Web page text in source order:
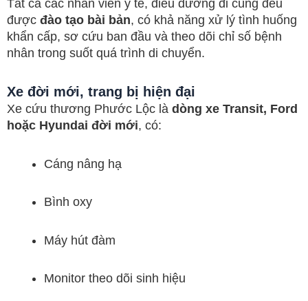
Tất cả các nhân viên y tế, điều dưỡng đi cùng đều
được đào tạo bài bản, có khả năng xử lý tình huống
khẩn cấp, sơ cứu ban đầu và theo dõi chỉ số bệnh
nhân trong suốt quá trình di chuyển.
Xe đời mới, trang bị hiện đại
Xe cứu thương Phước Lộc là dòng xe Transit, Ford
hoặc Hyundai đời mới, có:
Cáng nâng hạ
Bình oxy
Máy hút đàm
Monitor theo dõi sinh hiệu